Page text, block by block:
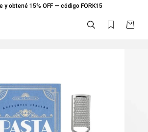
y obtené 15% OFF — código FORK15